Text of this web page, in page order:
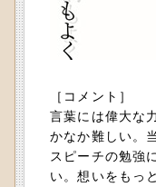
［コメント］
言葉には偉大な
かなか難しい。
スピーチの勉強
い。想いをもっ